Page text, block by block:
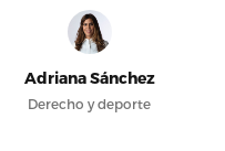
Adriana Sánchez
Derecho y deporte